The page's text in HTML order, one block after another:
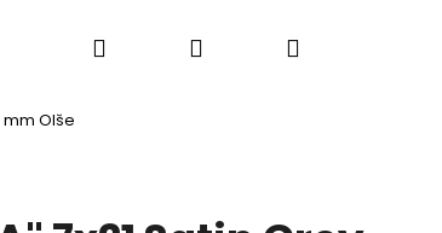
Saunové doplňky Doplňkový
Hledat PřihlášeníNákupní
mm Olše